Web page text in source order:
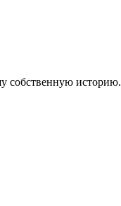
собственную историю.